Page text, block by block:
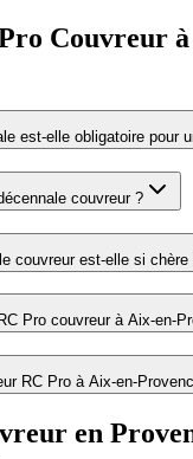
Couvreur
est-elle obligatoire pour
couvreur ?
couvreur est-elle si chère
Pro couvreur à Aix-en-
RC Pro à Aix-en-
en